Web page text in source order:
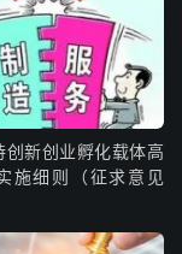
创新创业孵化载体高
施细则（征求意见